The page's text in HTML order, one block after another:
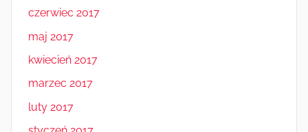
czerwiec 2017
maj 2017
kwiecień 2017
marzec 2017
luty 2017